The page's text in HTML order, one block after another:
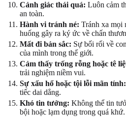
Cảnh giác thái quá: Luôn cảm
an toàn.
Hành vi tránh né: Tránh xa mọi
huống gây ra ký ức về chấn
Mất đi bản sắc: Sự bối rối về
của mình trong thế giới.
Cảm thấy trống rỗng hoặc tê
trải nghiệm niềm vui.
Sự xấu hổ hoặc tội lỗi mãn tính:
tiếc dai dẳng.
Khó tin tưởng: Không thể tin
bội hoặc lạm dụng trong quá khứ.